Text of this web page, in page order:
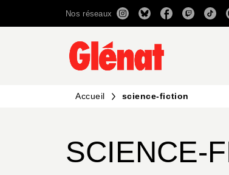
RECHERCHE
Nos réseaux
Accueil science-fiction
SCIENCE-